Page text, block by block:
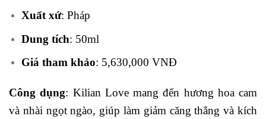
Xuất xứ: Pháp
Dung tích: 50ml
Giá tham khảo: 5,630,000 VNĐ
Công dụng: Kilian Love mang đến hương hoa cam
và nhài ngọt ngào, giúp làm giảm căng thẳng và kích